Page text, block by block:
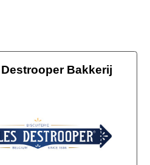
Bakkerij